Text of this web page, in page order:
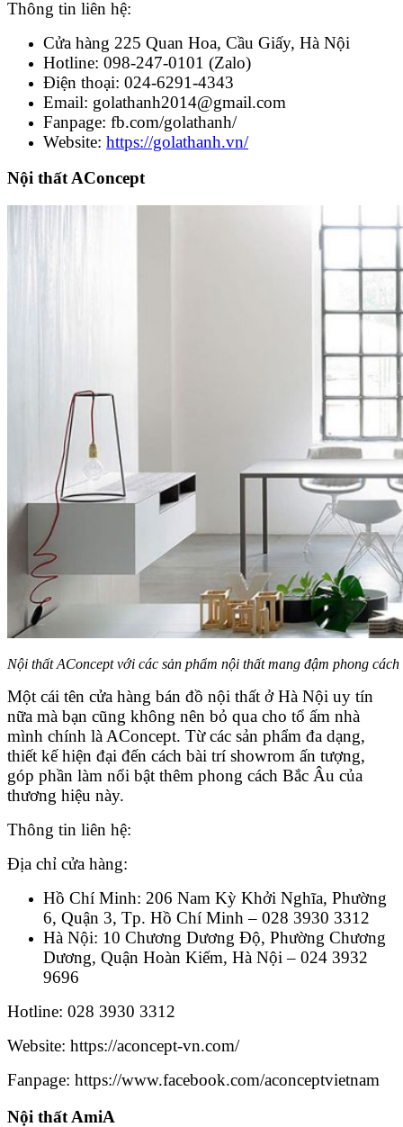
Thông tin liên hệ:
Cửa hàng 225 Quan Hoa, Cầu Giấy, Hà Nội
Hotline: 098-247-0101 (Zalo)
Điện thoại: 024-6291-4343
Email: golathanh2014@gmail.com
Fanpage: fb.com/golathanh/
Website: https://golathanh.vn/
Nội thất AConcept
Nội thất AConcept với các sản phẩm nội thất mang đậm phong
Một cái tên cửa hàng bán đồ nội thất ở Hà Nội uy tín
nữa mà bạn cũng không nên bỏ qua cho tổ ấm nhà
mình chính là AConcept. Từ các sản phẩm đa dạng,
thiết kế hiện đại đến cách bài trí showrom ấn tượng,
góp phần làm nổi bật thêm phong cách Bắc Âu của
thương hiệu này.
Thông tin liên hệ:
Địa chỉ cửa hàng:
Hồ Chí Minh: 206 Nam Kỳ Khởi Nghĩa, Phường
6, Quận 3, Tp. Hồ Chí Minh – 028 3930 3312
Hà Nội: 10 Chương Dương Độ, Phường Chương
Dương, Quận Hoàn Kiếm, Hà Nội – 024 3932
9696
Hotline: 028 3930 3312
Website: https://aconcept-vn.com/
Fanpage: https://www.facebook.com/aconceptvietnam
Nội thất AmiA